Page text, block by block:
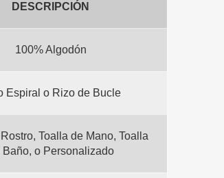
DESCRIPCIÓN
100% Algodón
Espiral o Rizo de Bucle
Toalla de Mano, Toalla
Baño, o Personalizado